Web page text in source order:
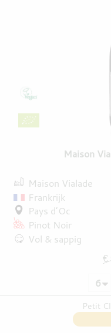
Maison
Maison Vialade
Frankrijk
Pays d’Oc
Pinot Noir
Vol & sappig
€
Petit